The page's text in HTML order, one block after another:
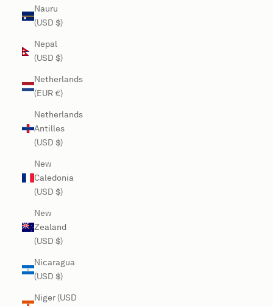
Nauru
(USD $)
Nepal
(USD $)
Netherlands
(EUR €)
Netherlands
Antilles
(USD $)
New
Caledonia
(USD $)
New
Zealand
(USD $)
Nicaragua
(USD $)
Niger (USD